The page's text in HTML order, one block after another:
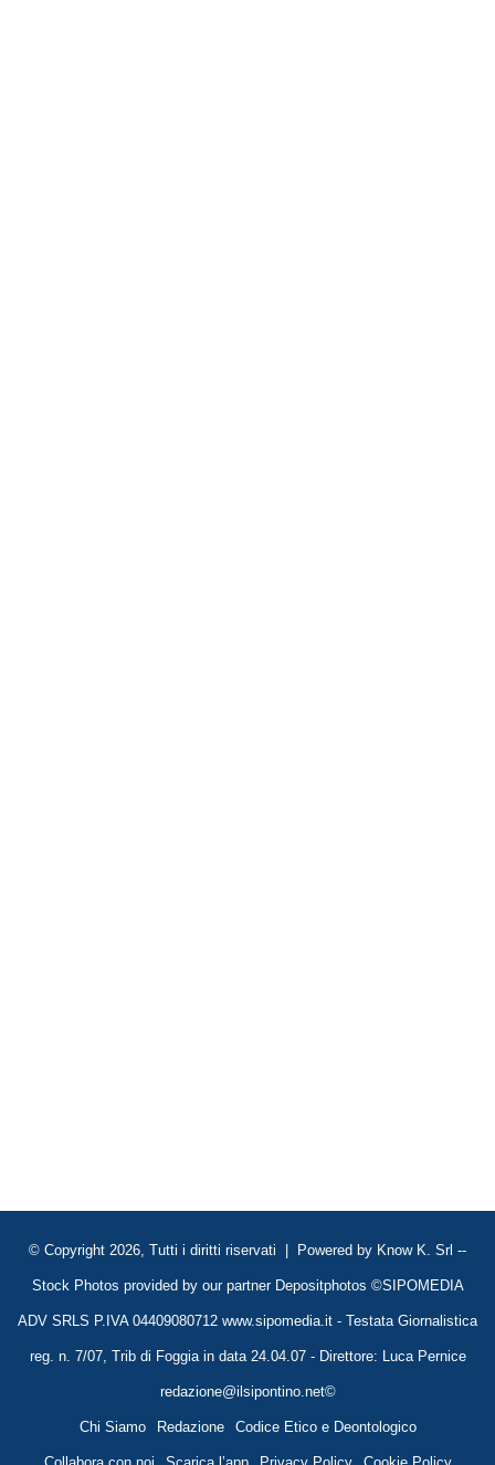
© Copyright 2026, Tutti i diritti riservati | Powered by Know K. Srl --
Stock Photos provided by our partner Depositphotos ©SIPOMEDIA
ADV SRLS P.IVA 04409080712 www.sipomedia.it - Testata Giornalistica
reg. n. 7/07, Trib di Foggia in data 24.04.07 - Direttore: Luca Pernice
redazione@ilsipontino.net©
Chi Siamo Redazione Codice Etico e Deontologico